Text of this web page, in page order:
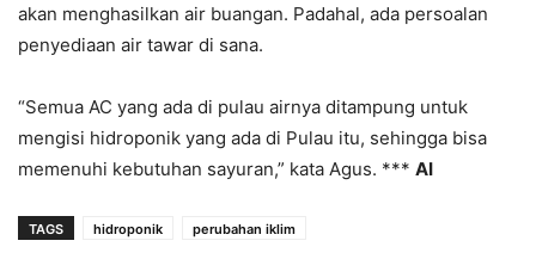
akan menghasilkan air buangan. Padahal, ada persoalan
penyediaan air tawar di sana.
“Semua AC yang ada di pulau airnya ditampung untuk
mengisi hidroponik yang ada di Pulau itu, sehingga bisa
memenuhi kebutuhan sayuran,” kata Agus. *** AI
TAGS hidroponik perubahan iklim